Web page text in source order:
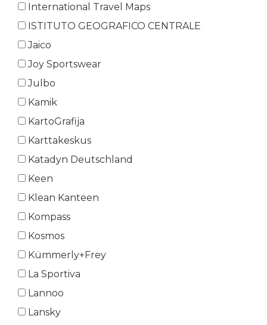
International Travel Maps
ISTITUTO GEOGRAFICO CENTRALE
Jaico
Joy Sportswear
Julbo
Kamik
KartoGrafija
Karttakeskus
Katadyn Deutschland
Keen
Klean Kanteen
Kompass
Kosmos
Kümmerly+Frey
La Sportiva
Lannoo
Lansky